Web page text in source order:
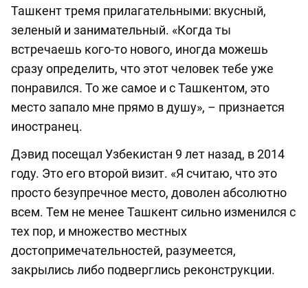
Ташкент тремя прилагательными: вкусный,
зеленый и занимательный. «Когда ты
встречаешь кого-то нового, иногда можешь
сразу определить, что этот человек тебе уже
понравился. То же самое и с Ташкентом, это
место запало мне прямо в душу», – признается
иностранец.
Дэвид посещал Узбекистан 9 лет назад, в 2014
году. Это его второй визит. «Я считаю, что это
просто безупречное место, доволен абсолютно
всем. Тем не менее Ташкент сильно изменился с
тех пор, и множество местных
достопримечательностей, разумеется,
закрылись либо подверглись реконструкции.